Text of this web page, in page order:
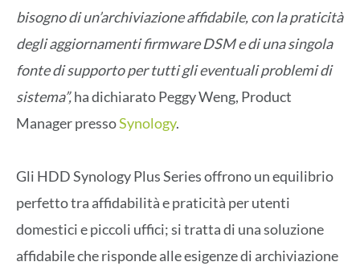
bisogno di un’archiviazione affidabile, con la praticità
degli aggiornamenti firmware DSM e di una singola
fonte di supporto per tutti gli eventuali problemi di
sistema”,ha dichiarato Peggy Weng, Product
Manager pressoSynology.
Gli HDD Synology Plus Series offrono un equilibrio
perfetto tra affidabilità e praticità per utenti
domestici e piccoli uffici; si tratta di una soluzione
affidabile che risponde alle esigenze di archiviazione